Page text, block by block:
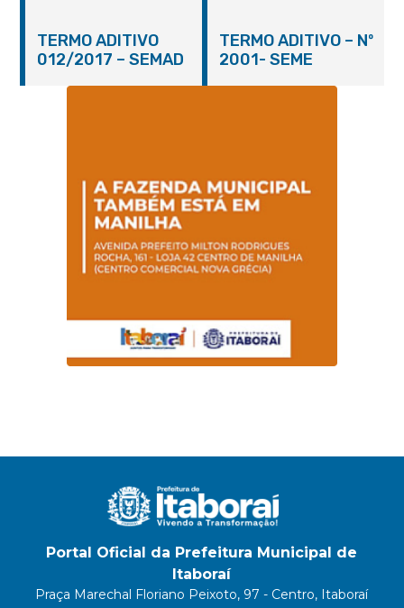
TERMO ADITIVO
012/2017 – SEMAD
TERMO ADITIVO – Nº
2001- SEME
Portal Oficial da Prefeitura Municipal de
Itaboraí
Praça Marechal Floriano Peixoto, 97 - Centro, Itaboraí